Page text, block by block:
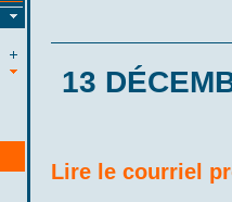
13
Lire le courriel